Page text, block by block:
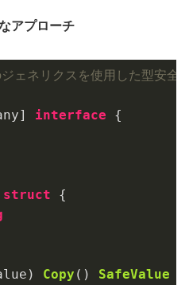
アプローチ
ネリクスを使用した型安全
interface {
struct {
Copy () SafeValue